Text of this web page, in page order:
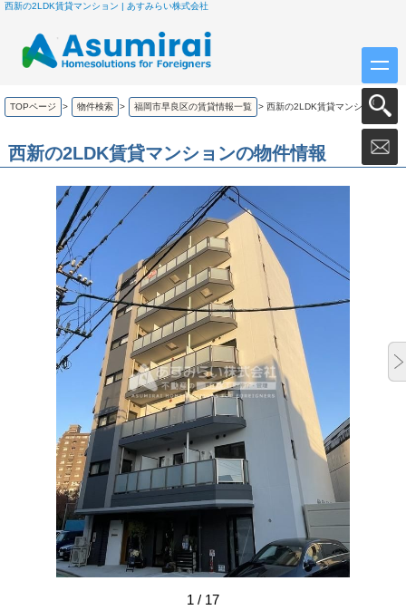
西新の2LDK賃貸マンション | あすみらい株式会社
TOPページ > 物件検索 > 福岡市早良区の賃貸情報一覧 > 西新の2LDK賃貸マンション
西新の2LDK賃貸マンションの物件情報
【建物外観】
1 / 17